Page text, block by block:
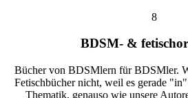
8
BDSM- &
Bücher von BDSMlern für BDSMler.
Fetischbücher nicht, weil es gerade
Thematik, genauso wie unsere